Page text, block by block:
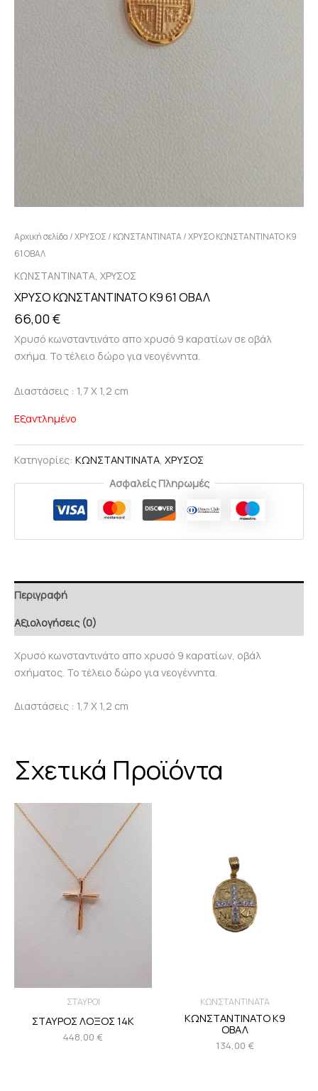
Αρχική σελίδα /ΧΡΥΣΟΣ / ΚΩΝΣΤΑΝΤΙΝΑΤΑ / ΧΡΥΣΟ ΚΩΝΣΤΑΝΤΙΝΑΤΟ Κ9
61 ΟΒΑΛ
ΚΩΝΣΤΑΝΤΙΝΑΤΑ, ΧΡΥΣΟΣ
ΧΡΥΣΟ ΚΩΝΣΤΑΝΤΙΝΑΤΟ Κ9 61 ΟΒΑΛ
66,00€
Χρυσό κωνσταντινάτο απο χρυσό 9 καρατίων σε οβάλ
σχήμα. Το τέλειο δώρο για νεογέννητα.
Διαστάσεις : 1,7 Χ 1,2 cm
Εξαντλημένο
Κατηγορίες: ΚΩΝΣΤΑΝΤΙΝΑΤΑ ΧΡΥΣΟΣ
Ασφαλείς Πληρωμές
Περιγραφή
Αξιολογήσεις (0)
Χρυσό κωνσταντινάτο απο χρυσό 9 καρατίων, οβάλ
σχήματος. Το τέλειο δώρο για νεογέννητα.
Διαστάσεις : 1,7 Χ 1,2 cm
Σχετικά Προϊόντα
ΣΤΑΥΡΟΙ
ΣΤΑΥΡΟΣ ΛΟΞΟΣ 14Κ
448,00 €
ΚΩΝΣΤΑΝΤΙΝΑΤΑ
ΚΩΝΣΤΑΝΤΙΝΑΤΟ Κ9
ΟΒΑΛ
134,00 €